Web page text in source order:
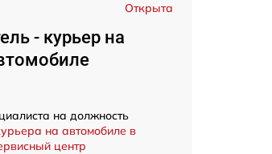
Открыта
- курьер на
на должность
на автомобиле в
центр